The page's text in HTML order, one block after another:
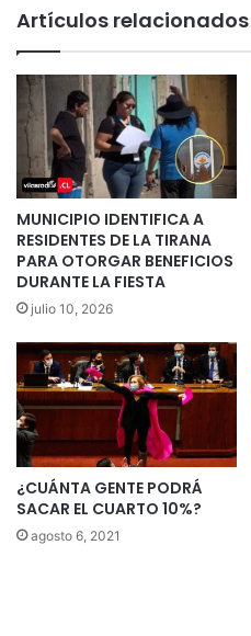
Artículos relacionados
MUNICIPIO IDENTIFICA A
RESIDENTES DE LA TIRANA
PARA OTORGAR BENEFICIOS
DURANTE LA FIESTA
julio 10, 2026
¿CUÁNTA GENTE PODRÁ
SACAR EL CUARTO 10%?
agosto 6, 2021